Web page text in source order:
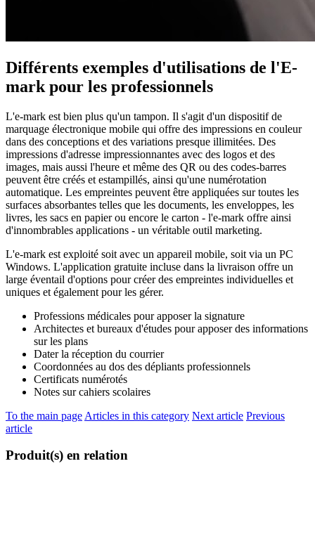
Différents exemples d'utilisations de l'E-
mark pour les professionnels
L'e-mark est bien plus qu'un tampon. Il s'agit d'un dispositif de
marquage électronique mobile qui offre des impressions en couleur
dans des conceptions et des variations presque illimitées. Des
impressions d'adresse impressionnantes avec des logos et des
images, mais aussi l'heure et même des QR ou des codes-barres
peuvent être créés et estampillés, ainsi qu'une numérotation
automatique. Les empreintes peuvent être appliquées sur toutes les
surfaces absorbantes telles que les documents, les enveloppes, les
livres, les sacs en papier ou encore le carton - l'e-mark offre ainsi
d'innombrables applications - un véritable outil marketing.
L'e-mark est exploité soit avec un appareil mobile, soit via un PC
Windows. L'application gratuite incluse dans la livraison offre un
large éventail d'options pour créer des empreintes individuelles et
uniques et également pour les gérer.
Professions médicales pour apposer la signature
Architectes et bureaux d'études pour apposer des informations
sur les plans
Dater la réception du courrier
Coordonnées au dos des dépliants professionnels
Certificats numérotés
Notes sur cahiers scolaires
To the main page Articles in this category Next article Previous
article
Produit(s) en relation